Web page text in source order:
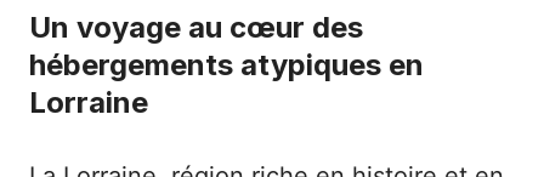
Un voyage au cœur des
hébergements atypiques en
Lorraine